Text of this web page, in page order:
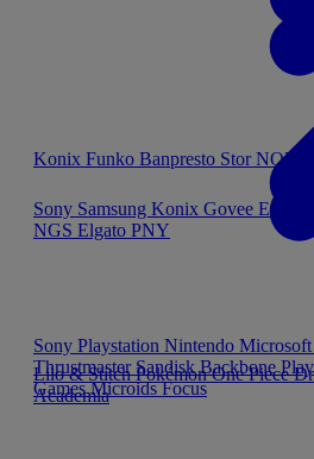
Konix Funko Banpresto Stor
Sony Playstation Nintendo
Thrustmaster SandiskBackbone
GamesMicroidsFocus
Lilo & StitchPokémonOne Piece
Academia
Sony Samsung Konix Govee
NGS Elgato PNY